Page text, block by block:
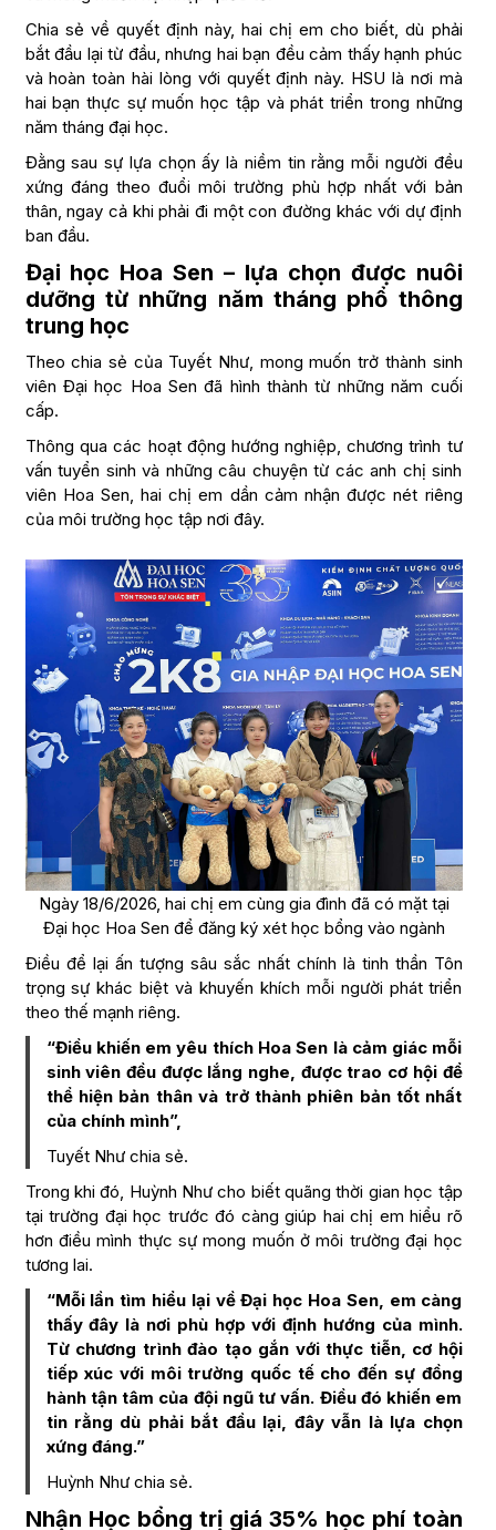
Chia sẻ về quyết định này, hai chị em cho biết, dù phải
bắt đầu lại từ đầu, nhưng hai bạn đều cảm thấy hạnh phúc
và hoàn toàn hài lòng với quyết định này. HSU là nơi mà
hai bạn thực sự muốn học tập và phát triển trong những
năm tháng đại học.
Đằng sau sự lựa chọn ấy là niềm tin rằng mỗi người đều
xứng đáng theo đuổi môi trường phù hợp nhất với bản
thân, ngay cả khi phải đi một con đường khác với dự định
ban đầu.
Đại học Hoa Sen – lựa chọn được nuôi
dưỡng từ những năm tháng phổ thông
trung học
Theo chia sẻ của Tuyết Như, mong muốn trở thành sinh
viên Đại học Hoa Sen đã hình thành từ những năm cuối
cấp.
Thông qua các hoạt động hướng nghiệp, chương trình tư
vấn tuyển sinh và những câu chuyện từ các anh chị sinh
viên Hoa Sen, hai chị em dần cảm nhận được nét riêng
của môi trường học tập nơi đây.
Ngày 18/6/2026, hai chị em cùng gia đình đã có mặt tại
Đại học Hoa Sen để đăng ký xét học bổng vào ngành
Điều để lại ấn tượng sâu sắc nhất chính là tinh thần Tôn
trọng sự khác biệt và khuyến khích mỗi người phát triển
theo thế mạnh riêng.
“Điều khiến em yêu thích Hoa Sen là cảm giác mỗi
sinh viên đều được lắng nghe, được trao cơ hội để
thể hiện bản thân và trở thành phiên bản tốt nhất
của chính mình”,
Tuyết Như chia sẻ.
Trong khi đó, Huỳnh Như cho biết quãng thời gian học tập
tại trường đại học trước đó càng giúp hai chị em hiểu rõ
hơn điều mình thực sự mong muốn ở môi trường đại học
tương lai.
“Mỗi lần tìm hiểu lại về Đại học Hoa Sen, em càng
thấy đây là nơi phù hợp với định hướng của mình.
Từ chương trình đào tạo gắn với thực tiễn, cơ hội
tiếp xúc với môi trường quốc tế cho đến sự đồng
hành tận tâm của đội ngũ tư vấn. Điều đó khiến em
tin rằng dù phải bắt đầu lại, đây vẫn là lựa chọn
xứng đáng.”
Huỳnh Như chia sẻ.
Nhận Học bổng trị giá 35% học phí toàn